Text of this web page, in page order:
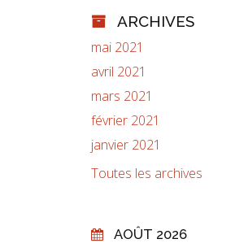
ARCHIVES
mai 2021
avril 2021
mars 2021
février 2021
janvier 2021
Toutes les archives
AOÛT 2026